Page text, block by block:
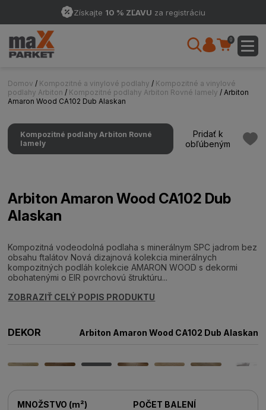
Získajte 10 % ZĽAVU za registráciu
0
Domov / Kompozitné a vinylové podlahy / Kompozitné a vinylové
podlahy Arbiton/ Kompozitné podlahy Arbiton Rovné lamely / Arbiton
Amaron Wood CA102 Dub Alaskan
Kompozitné podlahy Arbiton Rovné
lamely
Pridať k
obľúbeným
Arbiton Amaron Wood CA102 Dub
Alaskan
Kompozitná vodeodolná podlaha s minerálnym SPC jadrom bez
obsahu ftalátov Nová dizajnová kolekcia minerálnych
kompozitných podláh kolekcie AMARON WOOD s dekormi
obohatenými o EIR povrchovú štruktúru...
ZOBRAZIŤ CELÝ POPIS PRODUKTU
DEKOR Arbiton Amaron Wood CA102 Dub Alaskan
MNOŽSTVO (m²) POČET BALENÍ